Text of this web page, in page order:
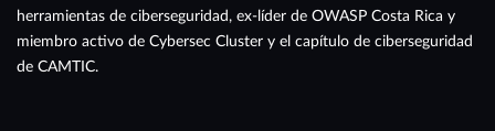
herramientas de ciberseguridad, ex-líder de OWASP Costa Rica y
miembro activo de Cybersec Cluster y el capítulo de ciberseguridad
de CAMTIC.